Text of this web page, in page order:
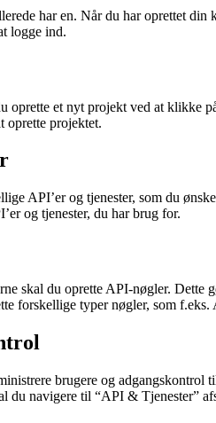
har en. Når du har oprettet
logge ind.
oprette et nyt projekt ved at klikke
oprette projektet.
API’er og tjenester, som du
og tjenester, du har brug for.
skal du oprette API-nøgler.
forskellige typer nøgler, som
brugere og
du navigere til “API & Tjenester”